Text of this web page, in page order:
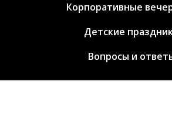
Корпоративные
Детские
Вопросы и